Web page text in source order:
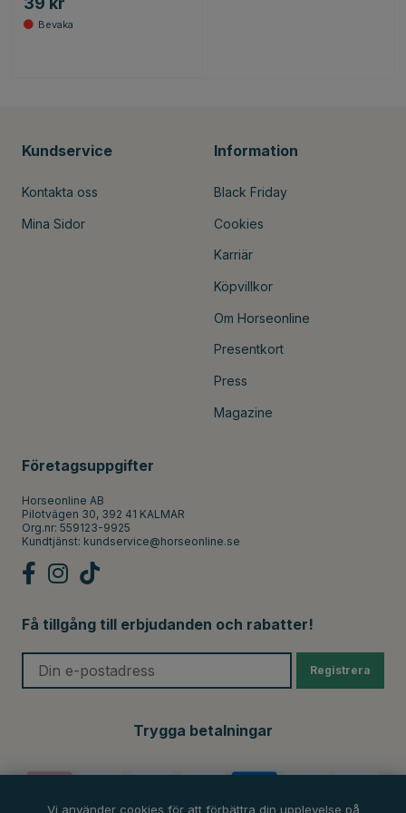
Kundservice
Kontakta oss
Mina Sidor
Information
Black Friday
Cookies
Karriär
Köpvillkor
Om Horseonline
Presentkort
Press
Magazine
Företagsuppgifter
Horseonline AB
Pilotvägen 30, 392 41 KALMAR
Org.nr: 559123-9925
Kundtjänst: kundservice@horseonline.se
Få tillgång till erbjudanden och rabatter!
Registrera
Trygga betalningar
Vi använder cookies för att förbättra din upplevelse på